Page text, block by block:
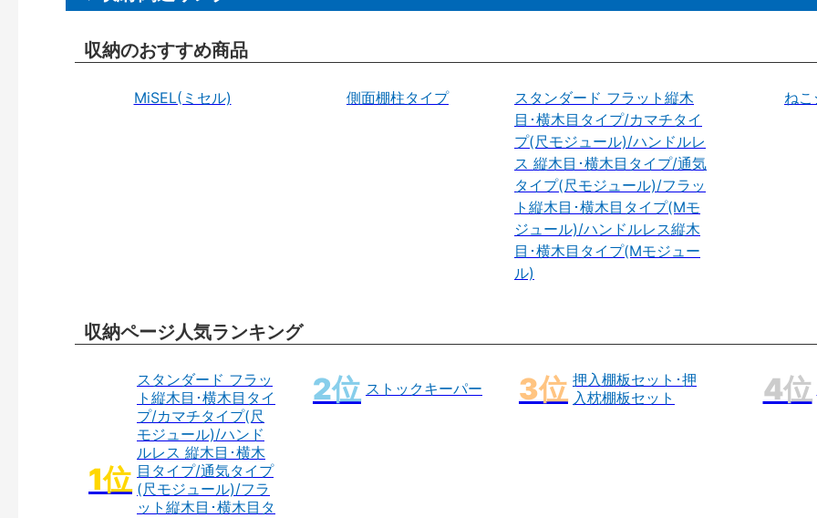
収納のおすすめ商品
MiSEL(ミセル) 側面棚柱タイプ
スタンダード フラット縦木
目･横木目タイプ/カマチタイ
プ(尺モジュール)/ハンドルレ
ス 縦木目･横木目タイプ/通気
タイプ(尺モジュール)/フラッ
ト縦木目･横木目タイプ(Mモ
ジュール)/ハンドルレス縦木
目･横木目タイプ(Mモジュー
ル)
ねこ
収納ページ人気ランキング
スタンダード フラッ
ト縦木目･横木目タイ
プ/カマチタイプ(尺
モジュール)/ハンド
ルレス 縦木目･横木
目タイプ/通気タイプ
(尺モジュール)/フラ
ット縦木目･横木目タ
ストックキーパー
押入棚板セット･押
入枕棚板セット